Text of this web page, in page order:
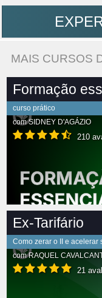
MAIS CURSOS
Formação
curso prático
comSIDNEY D'AGÁZIO
210
Ex-Tarifário
Como zerar o II e acelerar
comRAQUEL
21